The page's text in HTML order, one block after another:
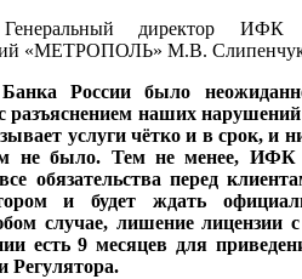
Генеральный директор
«МЕТРОПОЛЬ» М.В.
России было
разъяснением наших
услуги чётко и в срок, и
не было. Тем не менее,
обязательства перед
и будет ждать
случае, лишение лицензии
есть 9 месяцев для
Регулятора.